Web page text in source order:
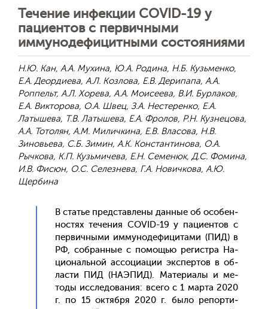
Течение инфекции COVID-19 у
пациентов с первичными
иммунодефицитными состояниями
Н.Ю. Кан, А.А. Мухина, Ю.А. Родина, Н.Б. Кузьменко,
Е.А. Деордиева, А.Л. Козлова, Е.В. Дерипапа, А.А.
Роппельт, А.Л. Хорева, А.А. Моисеева, В.И. Бурлаков,
Е.А. Викторова, О.А. Швец, З.А. Нестеренко, Е.А.
Латышева, Т.В. Латышева, Е.А. Фролов, Р.Н. Кузнецова,
А.А. Тотолян, А.М. Миличкина, Е.В. Власова, Н.В.
Зиновьева, С.Б. Зимин, А.К. Константинова, О.А.
Рычкова, К.П. Кузьмичева, Е.Н. Семенюк, Д.С. Фомина,
И.В. Фисюн, О.С. Селезнева, Г.А. Новичкова, А.Ю.
Щербина
В статье пред­став­ле­ны дан­ные об осо­бен­
ностях те­чения COVID-19 у па­ци­ен­тов с
пер­вичны­ми им­му­ноде­фици­тами (ПИД) в
РФ, соб­ранные с по­мощью ре­гис­тра На­
ци­ональ­ной ас­со­ци­ации эк­спер­тов в об­
ласти ПИД (НА­ЭПИД). Ма­тери­алы и ме­
тоды ис­сле­дова­ния: все­го с 1 мар­та 2020
г. по 15 ок­тября 2020 г. бы­ло ре­пор­ти­